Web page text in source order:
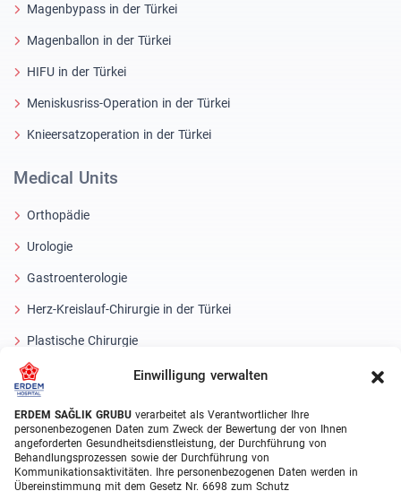
Einwilligung verwalten
ERDEM SAĞLIK GRUBU verarbeitet als Verantwortlicher Ihre
personenbezogenen Daten zum Zweck der Bewertung der von Ihnen
angeforderten Gesundheitsdienstleistung, der Durchführung von
Behandlungsprozessen sowie der Durchführung von
Kommunikationsaktivitäten. Ihre personenbezogenen Daten werden in
Übereinstimmung mit dem Gesetz Nr. 6698 zum Schutz
Magenbypass in der Türkei
Magenballon in der Türkei
HIFU in der Türkei
Meniskusriss-Operation in der Türkei
Knieersatzoperation in der Türkei
Medical Units
Orthopädie
Urologie
Gastroenterologie
Herz-Kreislauf-Chirurgie in der Türkei
Plastische Chirurgie
Haartransplantationsbehandlungen
Laser Eye
About Erdem